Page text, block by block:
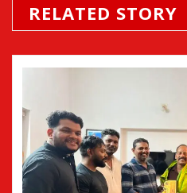
RELATED STORY